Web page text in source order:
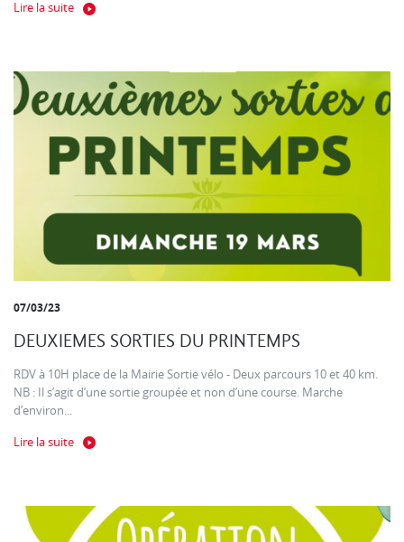
Lire la suite
07/03/23
DEUXIEMES SORTIES DU PRINTEMPS
RDV à 10H place de la Mairie Sortie vélo - Deux parcours 10 et 40 km.
NB : Il s’agit d’une sortie groupée et non d’une course. Marche
d’environ...
Lire la suite